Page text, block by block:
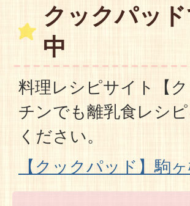
クックパッ
中
料理レシピサイト【
チンでも離乳食レシ
ください。
【クックパッド】駒